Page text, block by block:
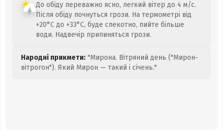
До обіду переважно ясно, легкий вітер до 4 м/с.
Після обіду почнуться грози. На термометрі від
+20°C до +33°C, буде спекотно, пийте більше
води. Надвечір припиняться грози.
Народні прикмети: "Мирона. Вітряний день ("Мирон-
вітрогон"). Який Мирон — такий і січень."